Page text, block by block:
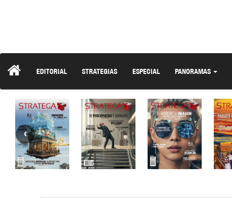
EDITORIAL STRATEGIAS ESPECIAL PANORAMAS
‹